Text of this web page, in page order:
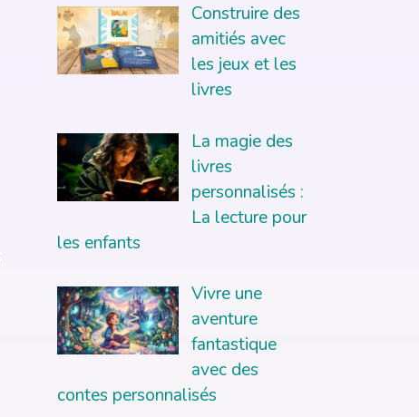
Construire des
amitiés avec
les jeux et les
livres
La magie des
livres
personnalisés :
La lecture pour
les enfants
Vivre une
aventure
fantastique
avec des
contes personnalisés